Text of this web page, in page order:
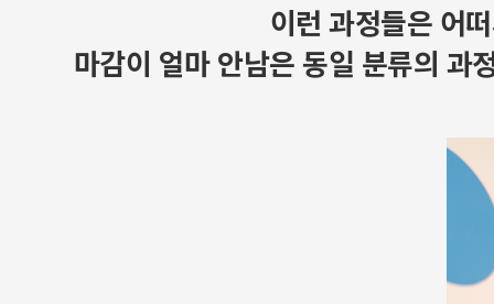
이런 과정들은 어
마감이 얼마 안남은 동일 분류의 과